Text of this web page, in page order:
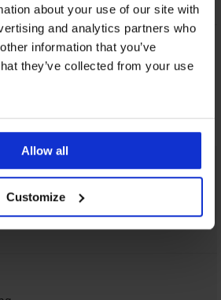
about your use of our site with
and analytics partners who
information that you’ve
they’ve collected from your use
Allow all
Customize
Kopen zonder risico
tot 16.00 uur